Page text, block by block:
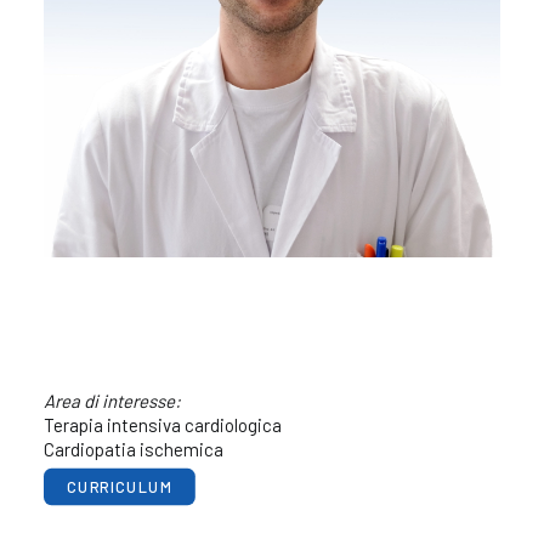
Area di interesse:
Terapia intensiva cardiologica
Cardiopatia ischemica
CURRICULUM